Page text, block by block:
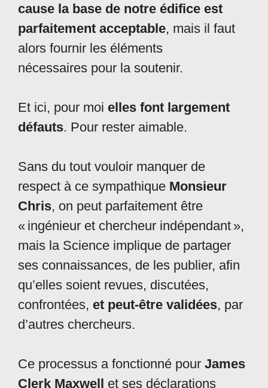
cause la base de notre édifice est
parfaitement acceptable, mais il faut
alors fournir les éléments
nécessaires pour la soutenir.
Et ici, pour moi elles font largement
défauts. Pour rester aimable.
Sans du tout vouloir manquer de
respect à ce sympathique Monsieur
Chris, on peut parfaitement être
« ingénieur et chercheur indépendant »,
mais la Science implique de partager
ses connaissances, de les publier, afin
qu’elles soient revues, discutées,
confrontées, et peut-être validées, par
d’autres chercheurs.
Ce processus a fonctionné pour James
Clerk Maxwell et ses déclarations